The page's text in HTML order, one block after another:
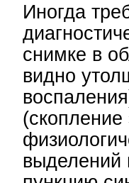
Иногда
снимке в
видно
(скопление
выделений